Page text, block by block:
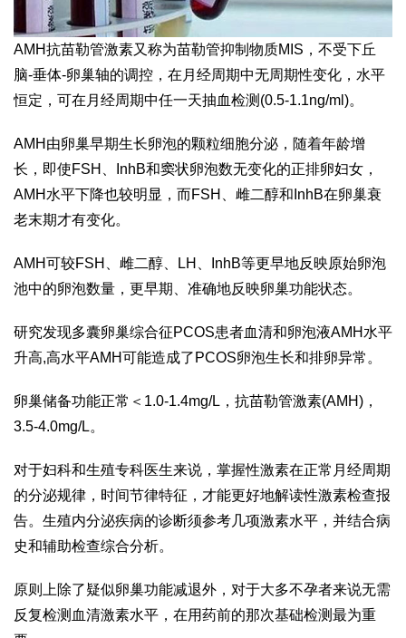
AMH抗苗勒管激素又称为苗勒管抑制物质MIS，不受下丘
脑-垂体-卵巢轴的调控，在月经周期中无周期性变化，水平
恒定，可在月经周期中任一天抽血检测(0.5-1.1ng/ml)。
AMH由卵巢早期生长卵泡的颗粒细胞分泌，随着年龄增
长，即使FSH、InhB和窦状卵泡数无变化的正排卵妇女，
AMH水平下降也较明显，而FSH、雌二醇和InhB在卵巢衰
老末期才有变化。
AMH可较FSH、雌二醇、LH、InhB等更早地反映原始卵泡
池中的卵泡数量，更早期、准确地反映卵巢功能状态。
研究发现多囊卵巢综合征PCOS患者血清和卵泡液AMH水平
升高,高水平AMH可能造成了PCOS卵泡生长和排卵异常。
卵巢储备功能正常＜1.0-1.4mg/L，抗苗勒管激素(AMH)，
3.5-4.0mg/L。
对于妇科和生殖专科医生来说，掌握性激素在正常月经周期
的分泌规律，时间节律特征，才能更好地解读性激素检查报
告。生殖内分泌疾病的诊断须参考几项激素水平，并结合病
史和辅助检查综合分析。
原则上除了疑似卵巢功能减退外，对于大多不孕者来说无需
反复检测血清激素水平，在用药前的那次基础检测最为重